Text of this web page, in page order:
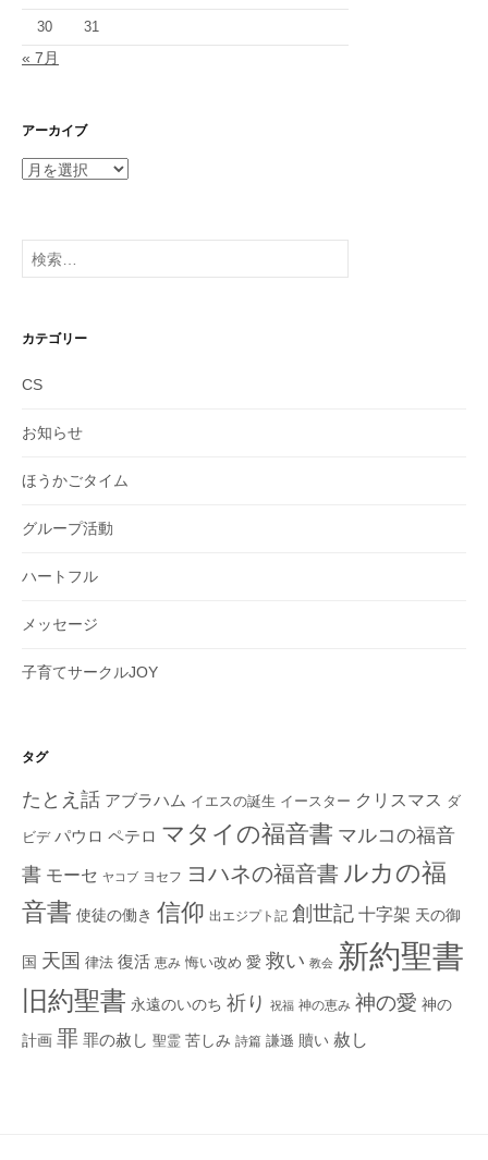
30 31
« 7月
アーカイブ
ア
イ
ブ
検
索:
カテゴリー
CS
お知らせ
ほうかごタイム
グループ活動
ハートフル
メッセージ
子育てサークルJOY
タグ
たとえ話 アブラハム イエスの誕生 イースター クリスマス ダ
ビデ パウロ ペテロ マタイの福音書 マルコの福音
書 モーセ ヤコブ ヨセフ ヨハネの福音書 ルカの福
音書 使徒の働き 信仰 出エジプト記 創世記 十字架 天の御
国 天国 律法 復活 恵み 悔い改め 愛 救い 教会 新約聖書
旧約聖書 永遠のいのち 祈り 祝福 神の恵み 神の愛 神の
計画 罪 罪の赦し 聖霊 苦しみ 詩篇 謙遜 贖い 赦し